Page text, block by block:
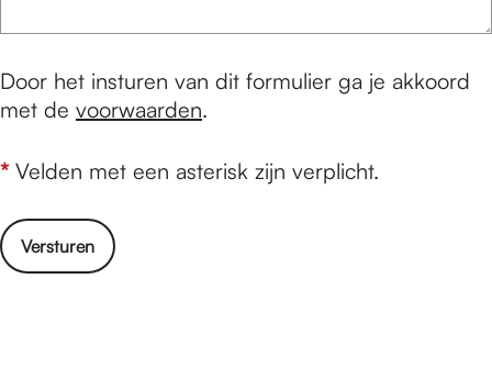
Door het insturen van dit formulier ga je akkoord
met de voorwaarden.
*Velden met een asterisk zijn verplicht.
Versturen